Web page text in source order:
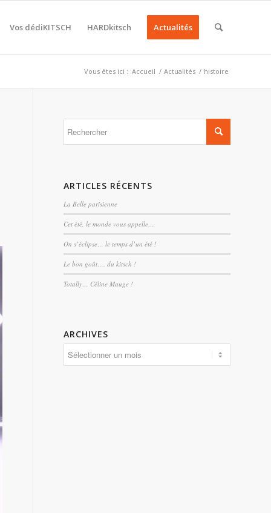
Vos dédiKITSCH HARDkitsch Actualités
Vous êtes ici : Accueil / Actualités / histoire
ARTICLES RÉCENTS
La Belle parisienne
Cet été, le monde vous appelle…
On s’éclipse… le temps d’un été !
Le bon goût…. du kitsch !
Totally… Céline Mauge !
ARCHIVES